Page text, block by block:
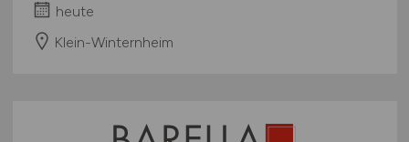
heute
Klein-Winternheim